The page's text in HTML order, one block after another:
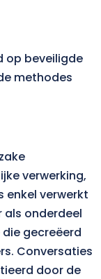
op beveiligde
methodes
verwerking,
enkel verwerkt
als onderdeel
gecreëerd
Conversaties
door de